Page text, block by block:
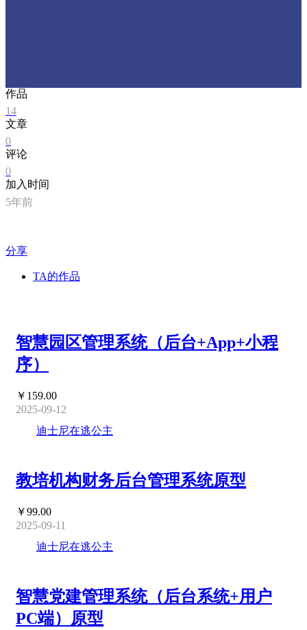
作品
14
文章
0
评论
0
加入时间
5年前
分享
TA的作品
智慧园区管理系统（后台+App+小程
序）
￥159.00
2025-09-12
迪士尼在逃公主
教培机构财务后台管理系统原型
￥99.00
2025-09-11
迪士尼在逃公主
智慧党建管理系统（后台系统+用户
PC端）原型